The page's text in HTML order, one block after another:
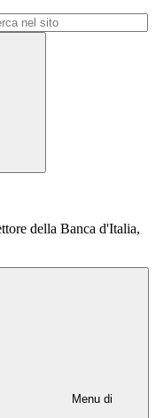
della Banca d'Italia,
Menu di